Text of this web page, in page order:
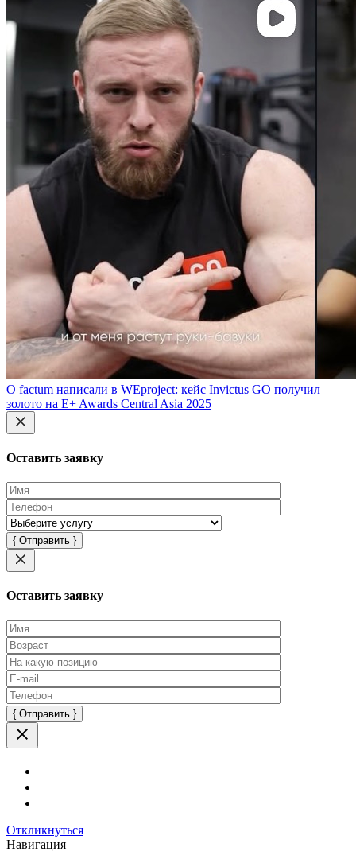
О factum написали в WEproject: кейс Invictus GO получил
золото на E+ Awards Central Asia 2025
Оставить заявку
Оставьте
это
поле
Оставить заявку
Оставьте
это
поле
Откликнуться
Навигация